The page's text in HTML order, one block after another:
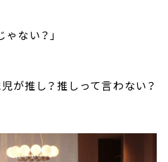
ない？」
が推し？推しって言わない？